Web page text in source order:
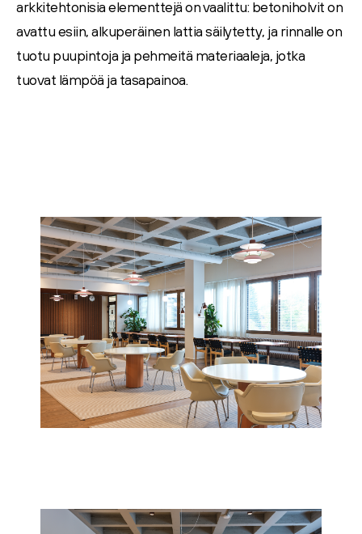
Etusivu
Palvelut
arkkitehtonisia elementtejä on vaalittu: betoniholvit on
avattu esiin, alkuperäinen lattia säilytetty, ja rinnalle on
tuotu puupintoja ja pehmeitä materiaaleja, jotka
tuovat lämpöä ja tasapainoa.